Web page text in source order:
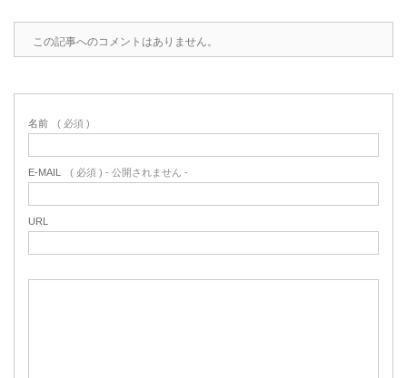
この記事へのコメントはありません。
名前 ( 必須 )
E-MAIL ( 必須 ) - 公開されません -
URL
2022.6.6
印刷塗工工程で溶剤系塗料をご使用の